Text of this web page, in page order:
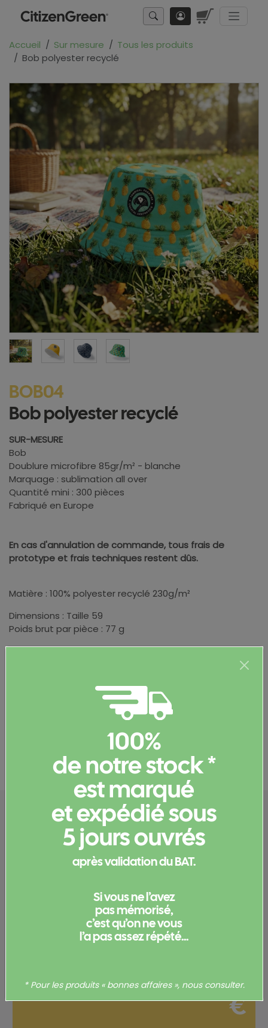
Accueil Sur mesure
Tous les produits
Bob polyester recyclé
BOB04
Bob polyester recyclé
SUR-MESURE
Bob
Doublure microfibre 85gr/m² - blanche
Marquage : sublimation all over
Quantité mini : 300 pièces
Fabriqué en Europe
En cas d'annulation de commande, tous frais de
prototype et frais techniques restent dûs.
Matière : 100% polyester recyclé 230g/m²
Dimensions : Taille 59
Poids brut par pièce : 77 g
Informations complémentaires
Documents et certificats
Configurez votre
produit
Votre commande
Total
0,00
€
100%
de notre stock *
est marqué
et expédié sous
5 jours ouvrés
après validation du BAT.
Si vous ne l’avez
pas mémorisé,
c’est qu’on ne vous
l’a pas assez répété...
* Pour les produits « bonnes affaires », nous consulter.